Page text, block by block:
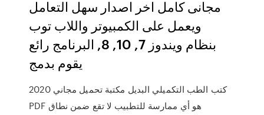
مجانى كامل اخر اصدار سهل التعامل
ويعمل على الكمبيوتر واللاب توب
بنظام ويندوز 7, 10, 8, البرنامج رائع
يقوم بدمج
كتب الطب التكميلي البديل مكتبة تحميل مجاني 2020
PDF هو أي ممارسة للتطبيب لا تقع ضمن نطاق